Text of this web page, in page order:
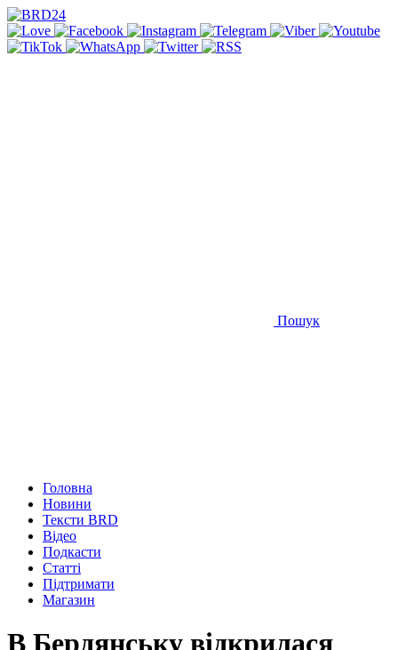
Пошук
Головна
Новини
Тексти BRD
Відео
Подкасти
Статті
Підтримати
Магазин
В Бердянську відкрилася